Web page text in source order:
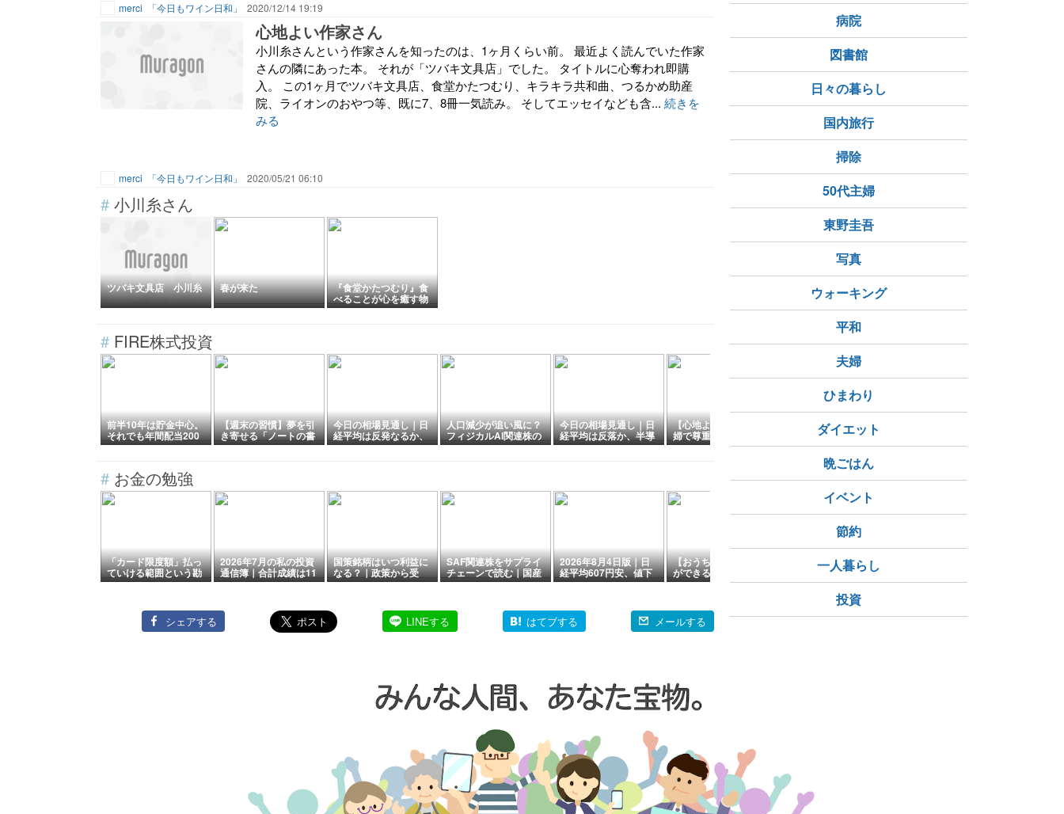
merci 「今日もワイン日和」 2020/12/14 19:19
心地よい作家さん
小川糸さんという作家さんを知ったのは、1ヶ月くらい前。 最近よく読んでいた作家
さんの隣にあった本。 それが「ツバキ文具店」でした。 タイトルに心奪われ即購
入。 この1ヶ月でツバキ文具店、食堂かたつむり、キラキラ共和曲、つるかめ助産
院、ライオンのおやつ等、既に7、8冊一気読み。 そしてエッセイなども含... 続きを
みる
merci 「今日もワイン日和」 2020/05/21 06:10
# 小川糸さん
ツバキ文具店 小川糸 春が来た 『食堂かたつむり』食
べることが心を癒す物
語
# FIRE株式投資
前半10年は貯金中心。
それでも年間配当200
万円台まで積み上げた
【週末の習慣】夢を引
き寄せる「ノートの書
き方」
今日の相場見通し｜日
経平均は反発なるか、
企業決算と米国雇用統
人口減少が追い風に？
フィジカルAI関連株の
将来性と投資先候補を
今日の相場見通し｜日
経平均は反落か、半導
体株の利益確定売りと
【心地よい距離感】夫
婦で尊重し合い、穏や
かに寄り添うコツ
SBI日本高配当株式フ
ァンドに配当金を再投
資｜個別株選びに疲れ
た私が選ぶ理由
｜それでもサイドFIRE
# お金の勉強
「カード限度額」払っ
ていける範囲という勘
違い
2026年7月の私の投資
通信簿｜合計成績は11
9.5％、株式の上昇が
国策銘柄はいつ利益に
なる？｜政策から受
注・業績・増配までの
SAF関連株をサプライ
チェーンで読む｜国産
化で注目したい企業と
2026年8月4日版｜日
経平均607円安、値下
がり169銘柄をどう見
【おうちでお金の勉強
ができる！】子どもと
メルカリで学ぶ！実践
マネ活日記#017初めの
一歩10万円の貯め方
づいたこと>
シェアする LINEする はてブする メールする
病院
図書館
日々の暮らし
国内旅行
掃除
50代主婦
東野圭吾
写真
ウォーキング
平和
夫婦
ひまわり
ダイエット
晩ごはん
イベント
節約
一人暮らし
投資